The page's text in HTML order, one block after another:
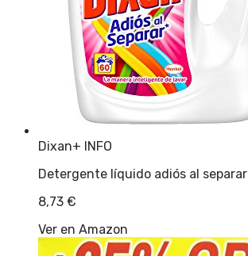
Dixan+ INFO
Detergente líquido adiós al separar
8,73 €
Ver en Amazon